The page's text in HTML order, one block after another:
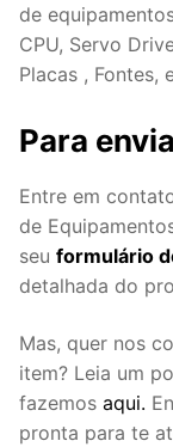
de
CPU, Servo
Placas , Fontes,
Para
Entre em
de
seu formulário
detalhada do
Mas, quer nos
item? Leia um
fazemos aqui.
pronta para te